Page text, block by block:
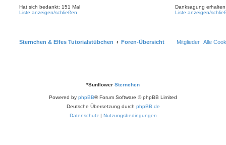
Hat sich bedankt: 151 Mal
Liste anzeigen/schließen
Danksagung
Liste anzeigen/
Sternchen & Elfes Tutorialstübchen Foren-Übersicht Alle
Mitglieder
*Sunflower Sternchen
Powered by phpBB® Forum Software © phpBB Limited
Deutsche Übersetzung durch phpBB.de
Datenschutz| Nutzungsbedingungen